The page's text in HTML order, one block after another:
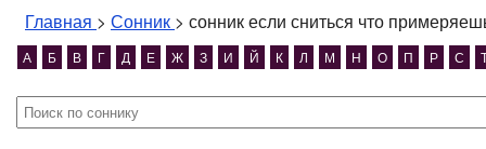
Главная > Сонник > сонник если сниться что
А Б В Г Д Е Ж З И Й К Л М Н О П Р С